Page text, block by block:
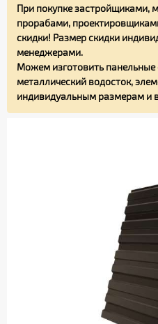
При покупке застройщиками,
прорабами,
скидки! Размер скидки
менеджерами.
Можем изготовить
металлический водосток,
индивидуальным размерам и